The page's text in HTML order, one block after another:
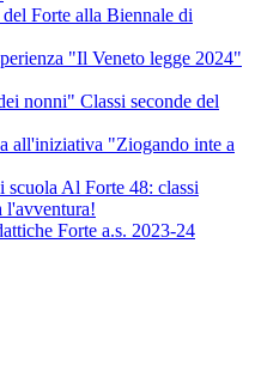
Forte alla Biennale di
"Il Veneto legge 2024"
nonni" Classi seconde del
all'iniziativa "Ziogando inte a
Al Forte 48: classi
l'avventura!
Forte a.s. 2023-24